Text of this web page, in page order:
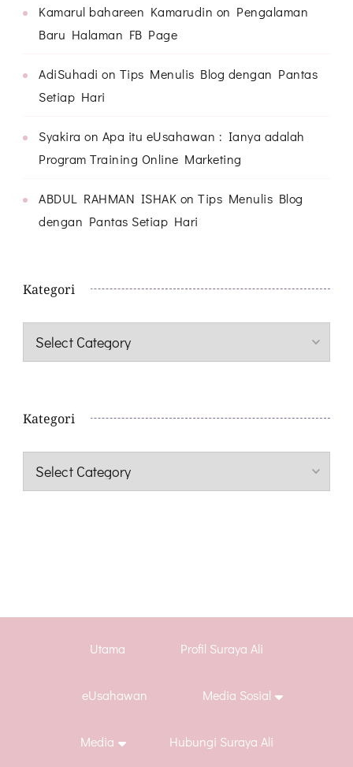
Kamarul bahareen Kamarudin on Pengalaman
Baru Halaman FB Page
AdiSuhadi on Tips Menulis Blog dengan Pantas
Setiap Hari
Syakira on Apa itu eUsahawan : Ianya adalah
Program Training Online Marketing
ABDUL RAHMAN ISHAK on Tips Menulis Blog
dengan Pantas Setiap Hari
Kategori
Kategori
Kategori
Kategori
Utama Profil Suraya Ali
eUsahawan Media Sosial
Media Hubungi Suraya Ali